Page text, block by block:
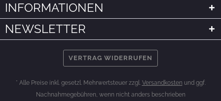
INFORMATIONEN
NEWSLETTER
VERTRAG WIDERRUFEN
* Alle Preise inkl. gesetzl. Mehrwertsteuer zzgl. Versandkosten und ggf.
Nachnahmegebühren, wenn nicht anders beschrieben